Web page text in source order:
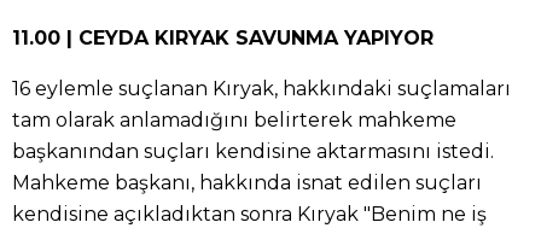
11.00 | CEYDA KIRYAK SAVUNMA YAPIYOR
16 eylemle suçlanan Kıryak, hakkındaki suçlamaları
tam olarak anlamadığını belirterek mahkeme
başkanından suçları kendisine aktarmasını istedi.
Mahkeme başkanı, hakkında isnat edilen suçları
kendisine açıkladıktan sonra Kıryak "Benim ne iş